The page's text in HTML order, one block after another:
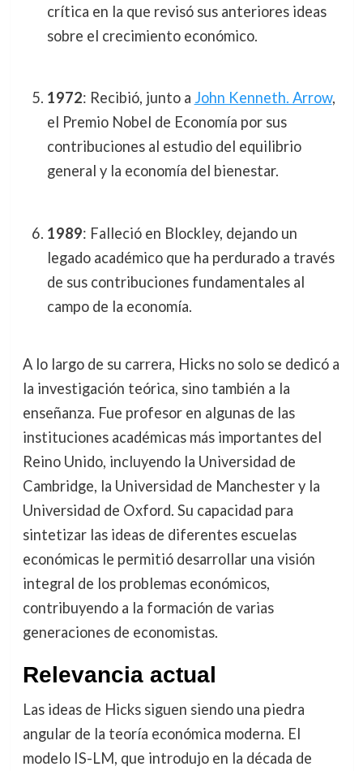
crítica en la que revisó sus anteriores ideas
sobre el crecimiento económico.
1972: Recibió, junto a John Kenneth. Arrow,
el Premio Nobel de Economía por sus
contribuciones al estudio del equilibrio
general y la economía del bienestar.
1989: Falleció en Blockley, dejando un
legado académico que ha perdurado a través
de sus contribuciones fundamentales al
campo de la economía.
A lo largo de su carrera, Hicks no solo se dedicó a
la investigación teórica, sino también a la
enseñanza. Fue profesor en algunas de las
instituciones académicas más importantes del
Reino Unido, incluyendo la Universidad de
Cambridge, la Universidad de Manchester y la
Universidad de Oxford. Su capacidad para
sintetizar las ideas de diferentes escuelas
económicas le permitió desarrollar una visión
integral de los problemas económicos,
contribuyendo a la formación de varias
generaciones de economistas.
Relevancia actual
Las ideas de Hicks siguen siendo una piedra
angular de la teoría económica moderna. El
modelo IS-LM, que introdujo en la década de